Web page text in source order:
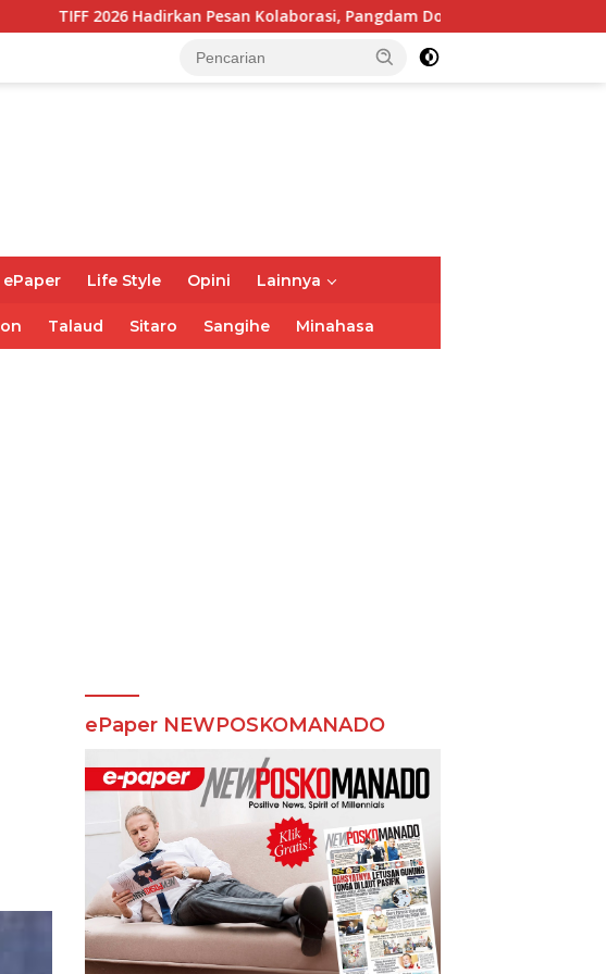
Kolaborasi, Pangdam Dorong Kemajuan Sulut
ePaper Life Style Opini Lainnya
Talaud Sitaro Sangihe Minahasa
ePaper NEWPOSKOMANADO